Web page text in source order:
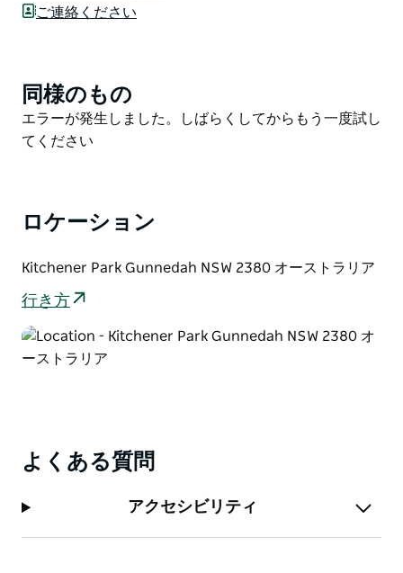
で少し走ったりしてみませんか。
ー・ハーバード「ブレーカー」・モラントに敬意を表し
て建てられました。牛追いと馬の調教の腕前で知られた
モラントは、野生馬を調教する能力から「ザ・ブレーカ
ー」の異名を持ち、伝説によれば、その馬の心も調教し
テーションで働いていました。地元の伝説によると、彼
していたそうです。その中には、彼が調教した有名な
「ザ・ラトラー」という馬もおり、この馬はその後数年
2002年、キッチナー公園に、ガネダとボーア戦争との
も、ブレーカー・モラント・ドライブはガネダの豊かな
歴史を垣間見ることができるユニークな場所です。
ご連絡ください
Product
List
同様のもの
Product
List
エラーが発生しました。しばらくしてからもう一度試し
てください
ロケーション
Kitchener Park Gunnedah NSW 2380 オーストラリア
行き方
よくある質問
アクセシビリティ